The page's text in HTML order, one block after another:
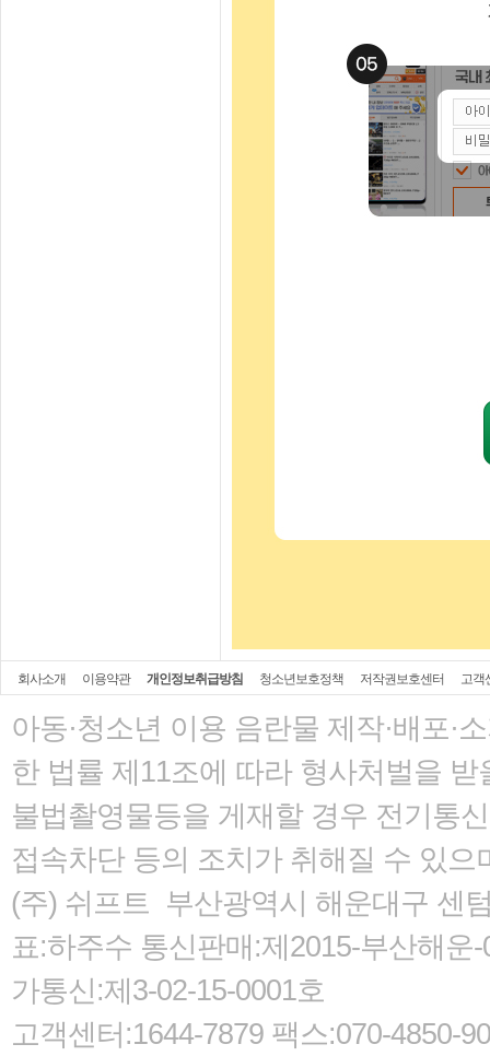
회사소개 이용약관 개인정보취급방침 청소년보호정책 저작권보호센터 고객
아동·청소년 이용 음란물 제작·배포·
한 법률 제11조에 따라 형사처벌을 받
불법촬영물등을 게재할 경우 전기통
접속차단 등의 조치가 취해질 수 있으
(주) 쉬프트 부산광역시 해운대구 센
표:하주수 통신판매:제2015-부산해
가통신:제3-02-15-0001호
고객센터:1644-7879 팩스:070-4850-